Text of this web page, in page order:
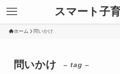
スマート子
ホーム 問いかけ
問いかけ – tag –